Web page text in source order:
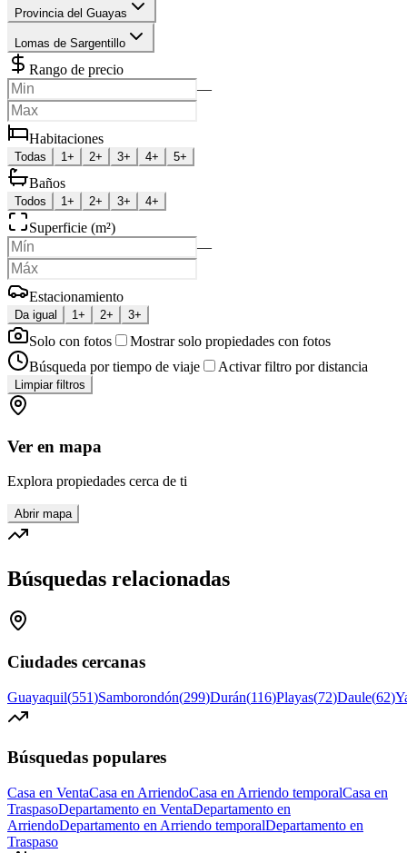
Provincia del Guayas
Lomas de Sargentillo
Rango de precio
—
Habitaciones
Todas 1+ 2+ 3+ 4+ 5+
Baños
Todos 1+ 2+ 3+ 4+
Superficie (m²)
—
Estacionamiento
Da igual 1+ 2+ 3+
Solo con fotos
Mostrar solo propiedades con fotos
Búsqueda por tiempo de viaje
Activar filtro por distancia
Limpiar filtros
Ver en mapa
Explora propiedades cerca de ti
Abrir mapa
Búsquedas relacionadas
Ciudades cercanas
Guayaquil(551)Samborondón(299)Durán(116)Playas(72)Daule(62)
Búsquedas populares
Casa en VentaCasa en ArriendoCasa en Arriendo temporalCasa en
TraspasoDepartamento en VentaDepartamento en
ArriendoDepartamento en Arriendo temporalDepartamento en
Traspaso